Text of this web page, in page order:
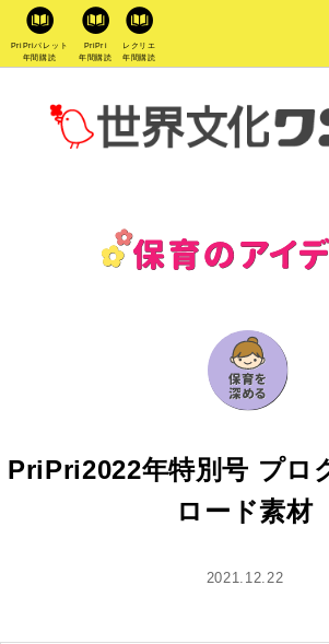
PriPriパレット
年間購読
PriPri
年間購読
レクリエ
年間購読
PriPri2022年特別号 プロ
ロード素材
2021.12.22